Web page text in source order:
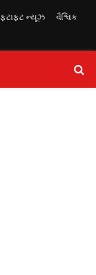
ફટાફટ ન્યૂઝ વૈશ્વિક